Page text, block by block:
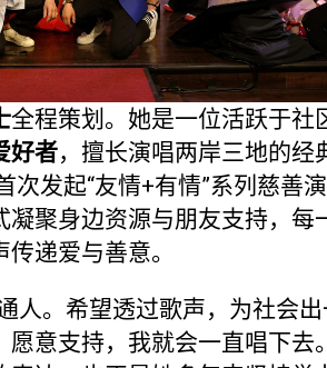
全程策划。她是一位活跃于社
好者，擅长演唱两岸三地的经
次发起“友情+有情”系列慈善
凝聚身边资源与朋友支持，每
递爱与善意。
人。希望透过歌声，为社会出
意支持，我就会一直唱下去